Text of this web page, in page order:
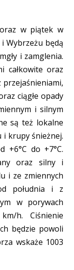
w piątek w
Wybrzeżu będą
i zamglenia.
całkowite oraz
ciągłe opady
i silnym
są też lokalne
i krupy śnieżnej.
+6°C do +7°C.
oraz silny i
i ze zmiennych
południa i z
w porywach
h. Ciśnienie
będzie powoli
wskaże 1003